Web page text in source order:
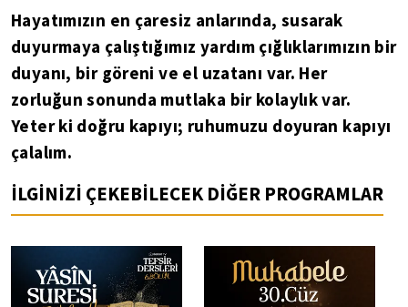
Hayatımızın en çaresiz anlarında, susarak
duyurmaya çalıştığımız yardım çığlıklarımızın bir
duyanı, bir göreni ve el uzatanı var. Her
zorluğun sonunda mutlaka bir kolaylık var.
Yeter ki doğru kapıyı; ruhumuzu doyuran kapıyı
çalalım.
İLGİNİZİ ÇEKEBİLECEK DİĞER PROGRAMLAR